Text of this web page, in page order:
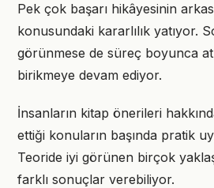
Pek çok başarı hikâyesinin
konusundaki kararlılık yatıyor.
görünmese de süreç boyunca
birikmeye devam ediyor.
İnsanların kitap önerileri
ettiği konuların başında pratik
Teoride iyi görünen birçok
farklı sonuçlar verebiliyor.